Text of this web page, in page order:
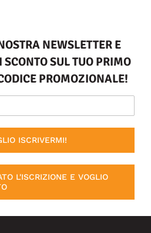
NEWSLETTER E
SUL TUO PRIMO
PROMOZIONALE!
ISCRIVERMI!
L'ISCRIZIONE E VOGLIO